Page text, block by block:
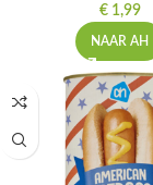
€1,99
NAAR AH